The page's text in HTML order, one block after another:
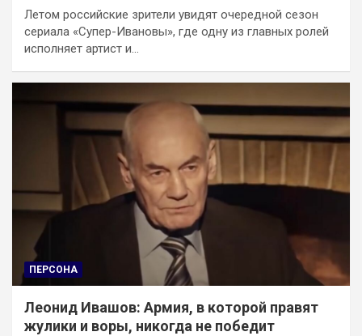
Летом российские зрители увидят очередной сезон
сериала «Супер-Ивановы», где одну из главных ролей
исполняет артист и…
ПЕРСОНА
Леонид Ивашов: Армия, в которой правят
жулики и воры, никогда не победит